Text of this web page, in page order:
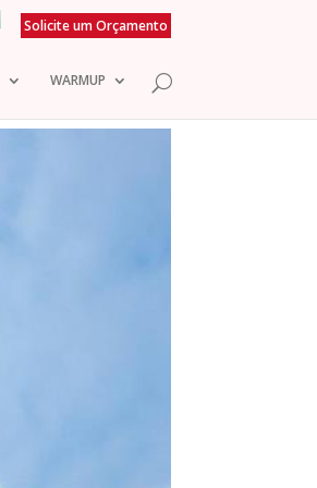
Solicite um Orçamento
WARMUP